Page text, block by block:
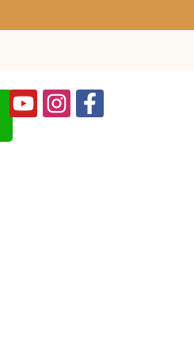
Youtube
Instagram
f